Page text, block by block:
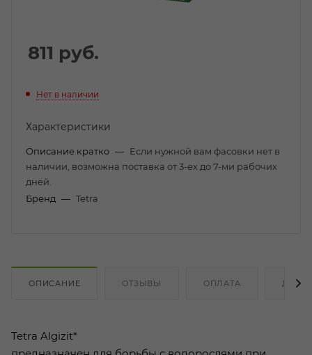
811 руб.
Нет в наличии
Характеристики
Описание кратко — Если нужной вам фасовки нет в
наличии, возможна поставка от 3-ех до 7-ми рабочих
дней.
Бренд — Tetra
ОПИСАНИЕ ОТЗЫВЫ ОПЛАТА
Tetra Algizit*